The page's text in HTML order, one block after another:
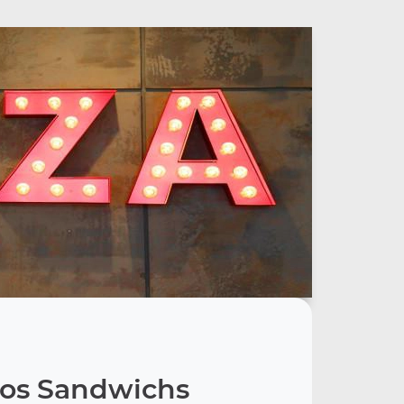
Sandwichs